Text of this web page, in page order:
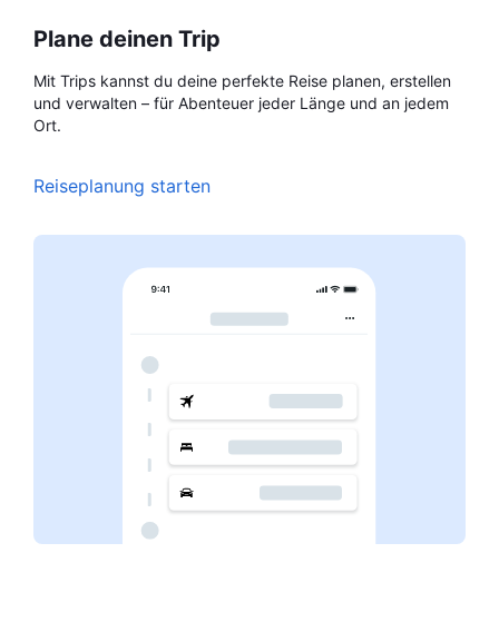
Plane deinen Trip
Mit Trips kannst du deine perfekte Reise planen, erstellen
und verwalten – für Abenteuer jeder Länge und an jedem
Ort.
Reiseplanung starten